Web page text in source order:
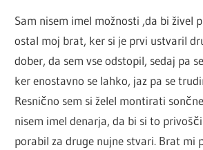
Sam nisem imel možnosti ,da bi živel
ostal moj brat, ker si je prvi ustvaril
dober, da sem vse odstopil, sedaj pa
ker enostavno se lahko, jaz pa se
Resnično sem si želel montirati
nisem imel denarja, da bi si to
porabil za druge nujne stvari. Brat mi